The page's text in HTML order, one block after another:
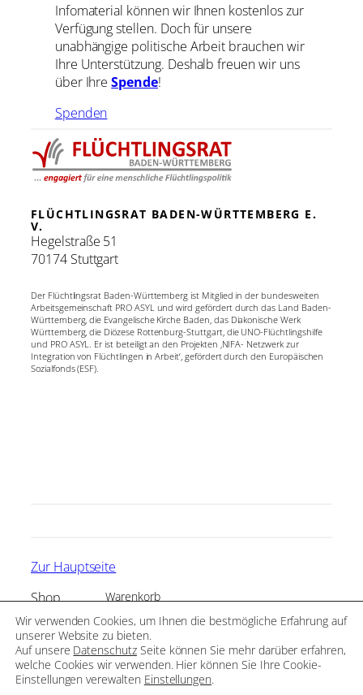
Infomaterial können wir Ihnen kostenlos zur
Verfügung stellen. Doch für unsere
unabhängige politische Arbeit brauchen wir
Ihre Unterstützung. Deshalb freuen wir uns
über IhreSpende!
Spenden
FLÜCHTLINGSRAT BADEN-WÜRTTEMBERG E.
V.
Hegelstraße 51
70174 Stuttgart
Der Flüchtlingsrat Baden-Württemberg ist Mitglied in der bundesweiten
Arbeitsgemeinschaft PRO ASYL und wird gefördert durch das Land Baden-
Württemberg, die Evangelische Kirche Baden, das Diakonische Werk
Württemberg, die Diözese Rottenburg-Stuttgart, die UNO-Flüchtlingshilfe
und PRO ASYL. Er ist beteiligt an den Projekten ‚NIFA- Netzwerk zur
Integration von Flüchtlingen in Arbeit‘, gefördert durch den Europäischen
Sozialfonds (ESF).
Zur Hauptseite
Shop
Infomaterial
perspektive
Merchandise
Warenkorb
Allgemeine Geschäftsbedingungen (AGB)
Impressum
Datenschutz
Widerruf
Wir verwenden Cookies, um Ihnen die bestmögliche Erfahrung auf
unserer Website zu bieten.
Auf unsere DatenschutzSeite können Sie mehr darüber erfahren,
welche Cookies wir verwenden. Hier können Sie Ihre Cookie-
Einstellungen verewalten Einstellungen.